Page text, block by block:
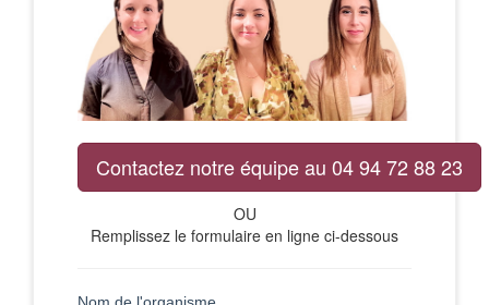
Contactez notre équipe au 04 94 72 88 23
OU
Remplissez le formulaire en ligne ci-dessous